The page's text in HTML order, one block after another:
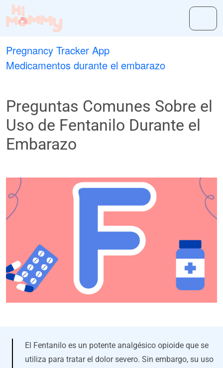
Pregnancy Tracker App
Medicamentos durante el embarazo
Preguntas Comunes Sobre el
Uso de Fentanilo Durante el
Embarazo
El Fentanilo es un potente analgésico opioide que se
utiliza para tratar el dolor severo. Sin embargo, su uso